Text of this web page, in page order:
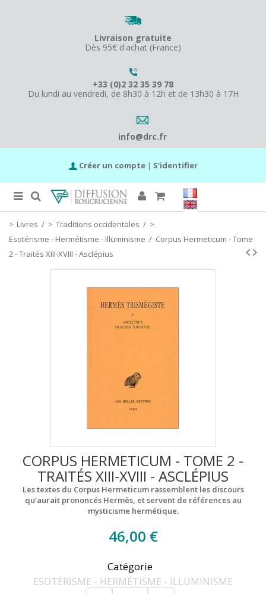
Livraison gratuite
Dès 95€ d'achat (France)
+33 (0)2 32 35 39 78
Du lundi au vendredi, de 8h30 à 12h et de 13h30 à 17H
info@drc.fr
Créer un compte | S'identifier
Livres / Traditions occidentales /
Esotérisme - Hermétisme - Illuminisme / Corpus Hermeticum - Tome
2 - Traités XIII-XVIII - Asclépius
CORPUS HERMETICUM - TOME 2 -
TRAITÉS XIII-XVIII - ASCLÉPIUS
Les textes du Corpus Hermeticum rassemblent les discours
qu’aurait prononcés Hermès, et servent de références au
mysticisme hermétique.
46,00 €
Catégorie
ESOTÉRISME - HERMÉTISME - ILLUMINISME